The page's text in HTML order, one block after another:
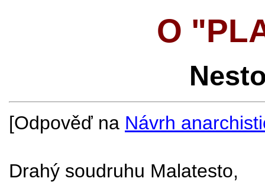
O
[Odpověď na Návrh
Drahý soudruhu Malatesto,